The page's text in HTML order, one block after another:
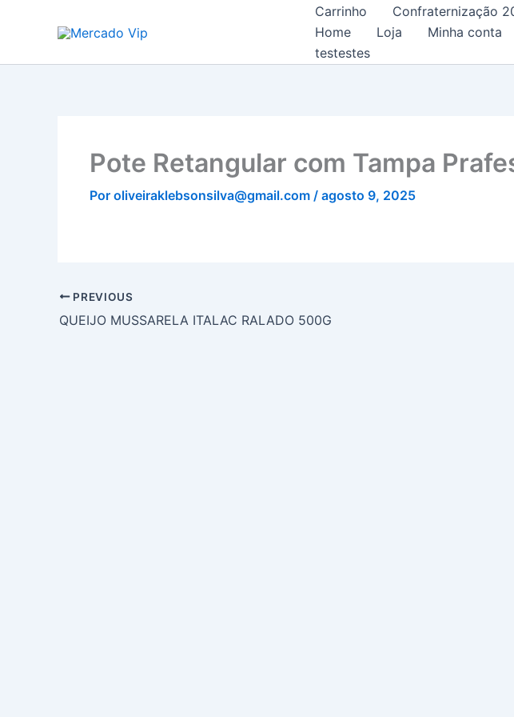
Carrinho Confraternização
Home
Loja Minha conta
testestes
Pote Retangular com Tampa
Por oliveiraklebsonsilva@gmail.com / agosto 9, 2025
PREVIOUS
QUEIJO MUSSARELA ITALAC RALADO 500G